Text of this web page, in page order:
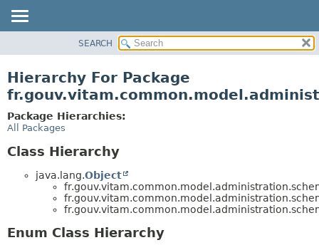
CLASS
TREE
DEPRECATED
SEARCH
Hierarchy For Package
Package Hierarchies:
All Packages
Class Hierarchy
java.lang.Object
Enum Class Hierarchy